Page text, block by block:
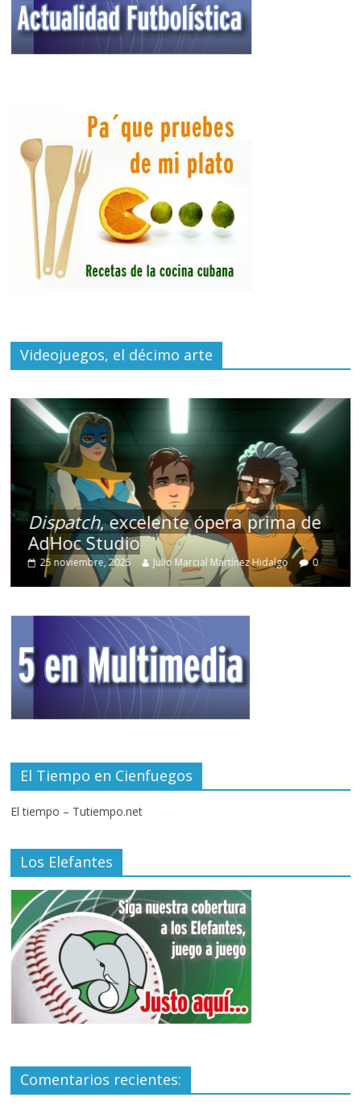
Videojuegos, el décimo arte
Dispatch, excelente ópera prima de
AdHoc Studio
25 noviembre, 2025 Julio Marcial Martínez Hidalgo 0
El Tiempo en Cienfuegos
El tiempo – Tutiempo.net
Los Elefantes
Comentarios recientes: